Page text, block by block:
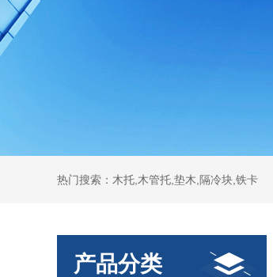
热门搜索：木托,木管托,垫木,隔冷块,铁卡
产品分类